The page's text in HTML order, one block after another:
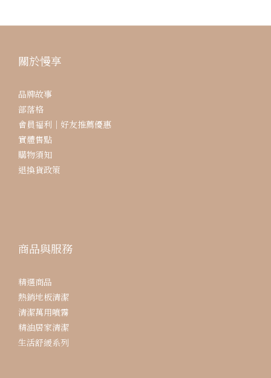
關於慢享
品牌故事
部落格
會員福利｜好友推薦優惠
實體售點
購物須知
退換貨政策
商品與服務
精選商品
熱銷地板清潔
清潔萬用噴霧
精油居家清潔
生活舒緩系列